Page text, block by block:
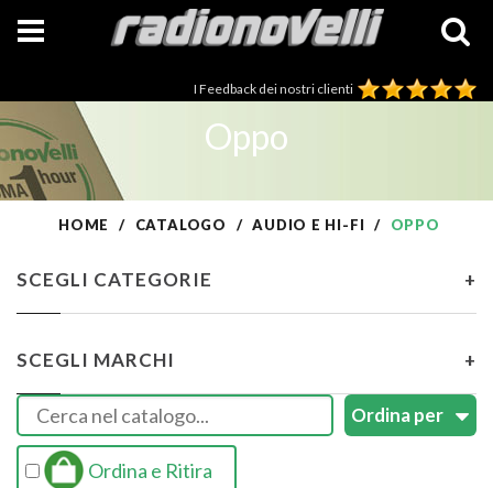
I Feedback dei nostri clienti
Oppo
HOME CATALOGO AUDIO E HI-FI OPPO
SCEGLI CATEGORIE +
SCEGLI MARCHI +
Ordina e Ritira